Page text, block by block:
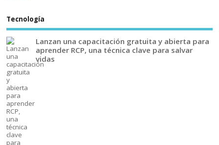
Tecnología
Lanzan una capacitación gratuita y abierta para
aprender RCP, una técnica clave para salvar
vidas